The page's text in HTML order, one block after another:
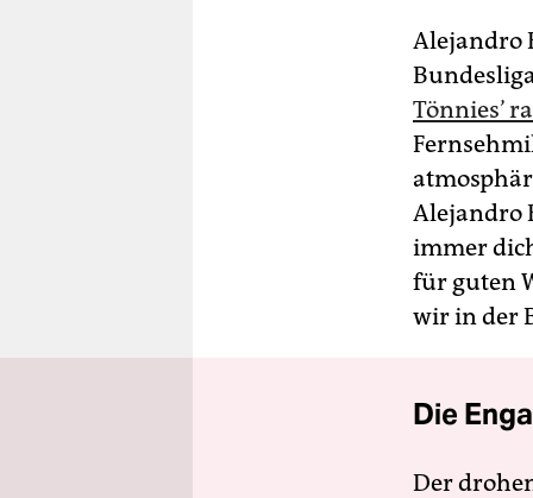
Alejandro
Tönnies’
Alejandro
immer
für guten
wir in der
Die
Der